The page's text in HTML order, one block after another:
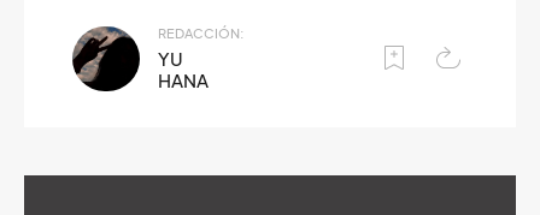
REDACCIÓN:
YU
HANA